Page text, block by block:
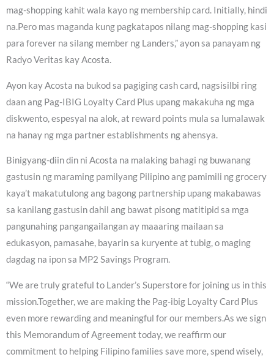
mag-shopping kahit wala kayo ng membership card. Initially, hindi
na.Pero mas maganda kung pagkatapos nilang mag-shopping kasi
para forever na silang member ng Landers,” ayon sa panayam ng
Radyo Veritas kay Acosta.
Ayon kay Acosta na bukod sa pagiging cash card, nagsisilbi ring
daan ang Pag-IBIG Loyalty Card Plus upang makakuha ng mga
diskwento, espesyal na alok, at reward points mula sa lumalawak
na hanay ng mga partner establishments ng ahensya.
Binigyang-diin din ni Acosta na malaking bahagi ng buwanang
gastusin ng maraming pamilyang Pilipino ang pamimili ng grocery
kaya’t makatutulong ang bagong partnership upang makabawas
sa kanilang gastusin dahil ang bawat pisong matitipid sa mga
pangunahing pangangailangan ay maaaring mailaan sa
edukasyon, pamasahe, bayarin sa kuryente at tubig, o maging
dagdag na ipon sa MP2 Savings Program.
“We are truly grateful to Lander’s Superstore for joining us in this
mission.Together, we are making the Pag-ibig Loyalty Card Plus
even more rewarding and meaningful for our members.As we sign
this Memorandum of Agreement today, we reaffirm our
commitment to helping Filipino families save more, spend wisely,